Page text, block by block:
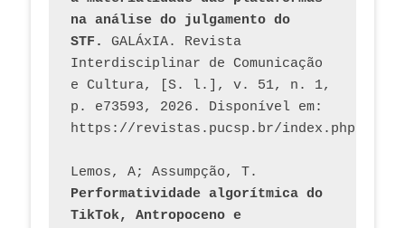
na análise do julgamento do
STF.
GALÁxIA. Revista
Interdisciplinar de Comunicação
e Cultura, [S. l.], v. 51, n. 1,
p. e73593, 2026. Disponível em:
Performatividade algorítmica do
TikTok, Antropoceno e